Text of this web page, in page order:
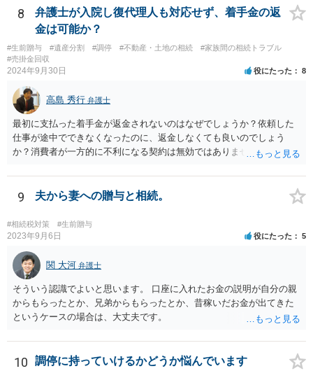
8
弁護士が入院し復代理人も対応せず、着手金の返
金は可能か？
#生前贈与 #遺産分割 #調停 #不動産・土地の相続
#家族間の相続トラブル
#売掛金回収
2024年9月30日 役にたった 8
高島 秀行 弁護士
最初に支払った着手金が返金されないのはなぜでしょうか？依頼した
仕事が途中でできなくなったのに、返金しなくても良いのでしょう
か？消費者が一方的に不利になる契約は無効ではありませんか？
務があると思います。 倒れた弁護士が所属する弁護士会に相談さ
れた方がよいと思います。 倒れた弁護士は脳梗塞で倒れたようで
すが、 判断能力があり、復代理を倒れた弁護士の判断で復代理を
選任したのか 即ち、復代理人の選任は有効なのかという問題もあ
ると思います。
9 夫から妻への贈与と相続。
#相続税対策 #生前贈与
2023年9月6日 役にたった 5
関 大河 弁護士
そういう認識でよいと思います。 口座に入れたお金の説明が自分の親
からもらったとか、兄弟からもらったとか、昔稼いだお金が出てきた
というケースの場合は、大丈夫です。
10 調停に持っていけるかどうか悩んでいます